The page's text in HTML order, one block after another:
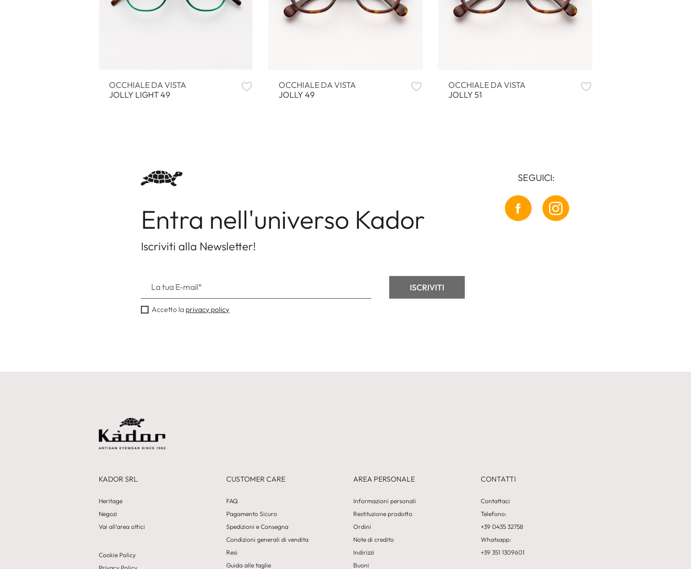
OCCHIALE DA VISTA
JOLLY LIGHT 49
OCCHIALE DA VISTA
JOLLY 49
OCCHIALE DA VISTA
JOLLY 51
Entra nell'universo Kador
Iscriviti alla Newsletter!
Accetto la privacy policy
SEGUICI:
KADOR SRL
Heritage
Negozi
Vai all'area ottici
Cookie Policy
CUSTOMER CARE
FAQ
Pagamento Sicuro
Spedizioni e Consegna
Condizioni generali di vendita
Resi
Guida alle taglie
AREA PERSONALE
Informazioni personali
Restituzione prodotto
Ordini
Note di credito
Indirizzi
Buoni
CONTATTI
Contattaci
Telefono:
+39 0435 32758
Whatsapp:
+39 351 1309601